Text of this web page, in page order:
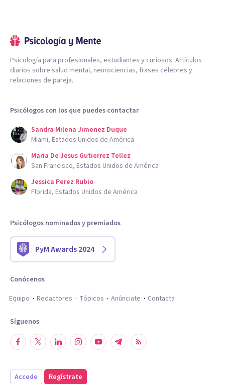
Psicología para profesionales, estudiantes y curiosos. Artículos
diarios sobre salud mental, neurociencias, frases célebres y
relaciones de pareja.
Psicólogos con los que puedes contactar
Sandra Milena Jimenez Duque
Miami, Estados Unidos de América
Maria De Jesus Gutierrez Tellez
San Francisco, Estados Unidos de América
Jessica Perez Rubio
Florida, Estados Unidos de América
Psicólogos nominados y premiados
PyM Awards 2024
Conócenos
Equipo
Redactores Tópicos Anúnciate Contacta
Síguenos
Accede Regístrate